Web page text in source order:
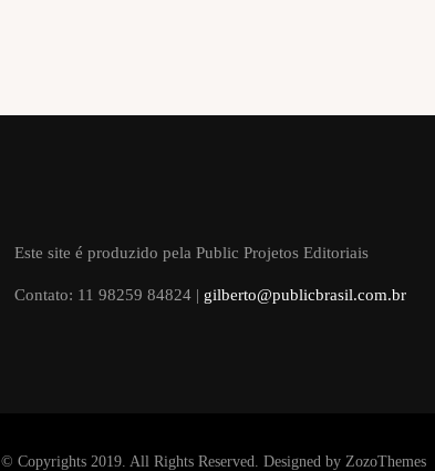
Este site é produzido pela Public Projetos Editoriais
Contato: 11 98259 84824 | gilberto@publicbrasil.com.br
© Copyrights 2019. All Rights Reserved. Designed by ZozoThemes